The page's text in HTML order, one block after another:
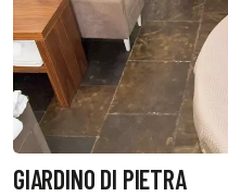
GIARDINO DI PIETRA